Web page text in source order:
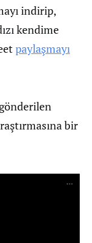
indirip,
kendime
paylaşmayı
bir